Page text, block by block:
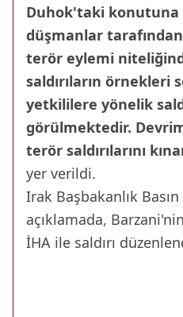
Duhok'taki konutuna
düşmanlar
terör eylemi
saldırıların örnekleri
yetkililere yönelik
görülmektedir.
terör saldırılarını
yer verildi.
Irak Başbakanlık
açıklamada,
İHA ile saldırı